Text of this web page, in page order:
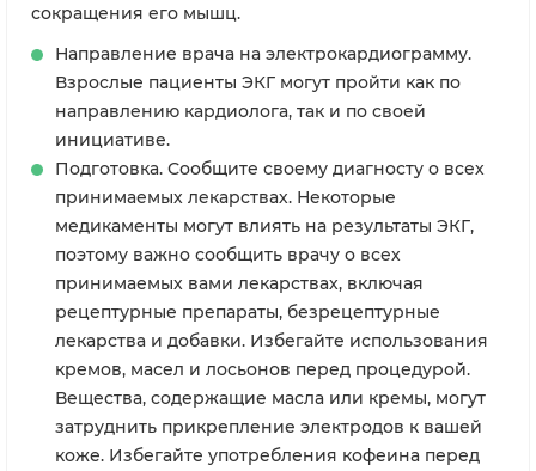
сокращения его мышц.
Направление врача на электрокардиограмму.
Взрослые пациенты ЭКГ могут пройти как по
направлению кардиолога, так и по своей
инициативе.
Подготовка. Сообщите своему диагносту о всех
принимаемых лекарствах. Некоторые
медикаменты могут влиять на результаты ЭКГ,
поэтому важно сообщить врачу о всех
принимаемых вами лекарствах, включая
рецептурные препараты, безрецептурные
лекарства и добавки. Избегайте использования
кремов, масел и лосьонов перед процедурой.
Вещества, содержащие масла или кремы, могут
затруднить прикрепление электродов к вашей
коже. Избегайте употребления кофеина перед